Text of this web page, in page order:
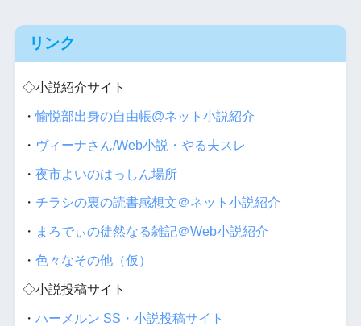
リンク
◇小説紹介サイト
・愉悦部出身の自由帳@ネット小説紹介
・ ヴィーナさん/Web小説・やる夫スレ
・ 夜市よいのはっしん場所
・ チラシの裏の読書感想文＠ネット小説紹介
・ まろでぃの徒然なる雑記＠Web小説紹介
・ 色々なその他（仮）
◇小説投稿サイト
・ ハーメルン SS・小説投稿サイト